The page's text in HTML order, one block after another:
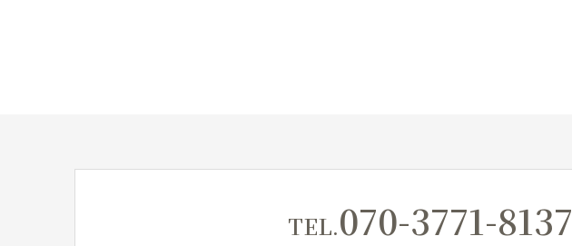
TEL.070-3771-8137